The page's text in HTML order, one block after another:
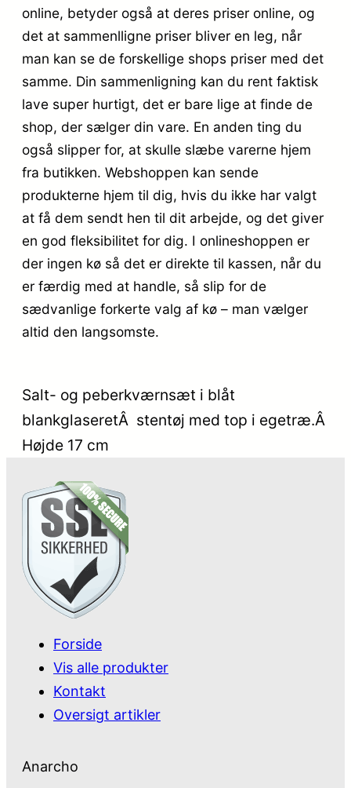
online, betyder også at deres priser online, og
det at sammenlligne priser bliver en leg, når
man kan se de forskellige shops priser med det
samme. Din sammenligning kan du rent faktisk
lave super hurtigt, det er bare lige at finde de
shop, der sælger din vare. En anden ting du
også slipper for, at skulle slæbe varerne hjem
fra butikken. Webshoppen kan sende
produkterne hjem til dig, hvis du ikke har valgt
at få dem sendt hen til dit arbejde, og det giver
en god fleksibilitet for dig. I onlineshoppen er
der ingen kø så det er direkte til kassen, når du
er færdig med at handle, så slip for de
sædvanlige forkerte valg af kø – man vælger
altid den langsomste.
Salt- og peberkværnsæt i blåt
blankglaseretÂ stentøj med top i egetræ.Â
Højde 17 cm
Forside
Vis alle produkter
Kontakt
Oversigt artikler
Anarcho